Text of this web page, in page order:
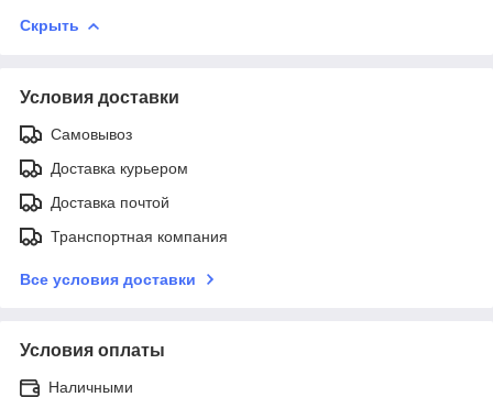
Скрыть
Условия доставки
Самовывоз
Доставка курьером
Доставка почтой
Транспортная компания
Все условия доставки
Условия оплаты
Наличными